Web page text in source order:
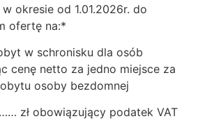
okresie od 1.01.2026r. do
ofertę na:*
w schronisku dla osób
cenę netto za jedno miejsce za
osoby bezdomnej
obowiązujący podatek VAT